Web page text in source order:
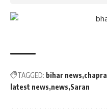
TAGGED: bihar news chapra
latest news news Saran